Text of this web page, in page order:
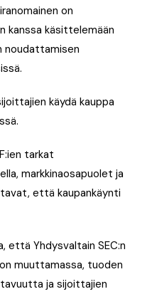
on
kanssa käsittelemään
noudattamisen
käydä kauppa
tarkat
markkinaosapuolet ja
että kaupankäynti
että Yhdysvaltain SEC:n
muuttamassa, tuoden
ja sijoittajien